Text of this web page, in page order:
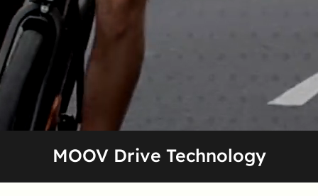
MOOV Drive Technology